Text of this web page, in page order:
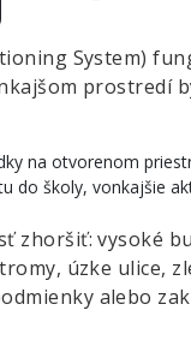
System)
prostredí
na otvorenom
do školy, vonkajšie
zhoršiť: vysoké
úzke ulice,
alebo